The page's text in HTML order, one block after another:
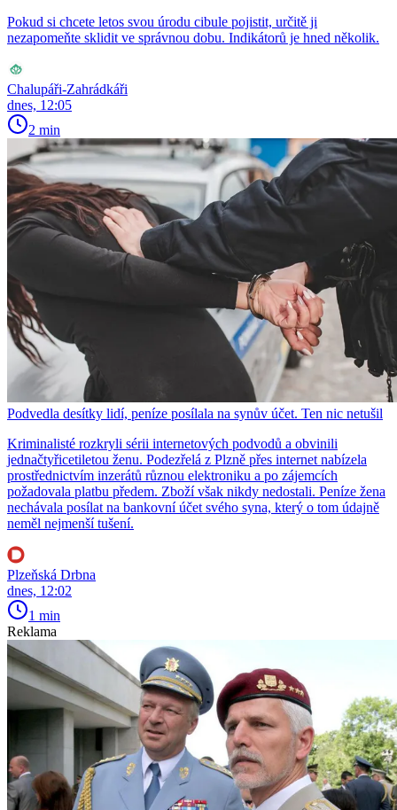
Pokud si chcete letos svou úrodu cibule pojistit, určitě ji
nezapomeňte sklidit ve správnou dobu. Indikátorů je hned několik.
Chalupáři-Zahrádkáři
dnes, 12:05
2 min
Podvedla desítky lidí, peníze posílala na synův účet. Ten nic netušil
Kriminalisté rozkryli sérii internetových podvodů a obvinili
jednačtyřicetiletou ženu. Podezřelá z Plzně přes internet nabízela
prostřednictvím inzerátů různou elektroniku a po zájemcích
požadovala platbu předem. Zboží však nikdy nedostali. Peníze žena
nechávala posílat na bankovní účet svého syna, který o tom údajně
neměl nejmenší tušení.
Plzeňská Drbna
dnes, 12:02
1 min
Reklama